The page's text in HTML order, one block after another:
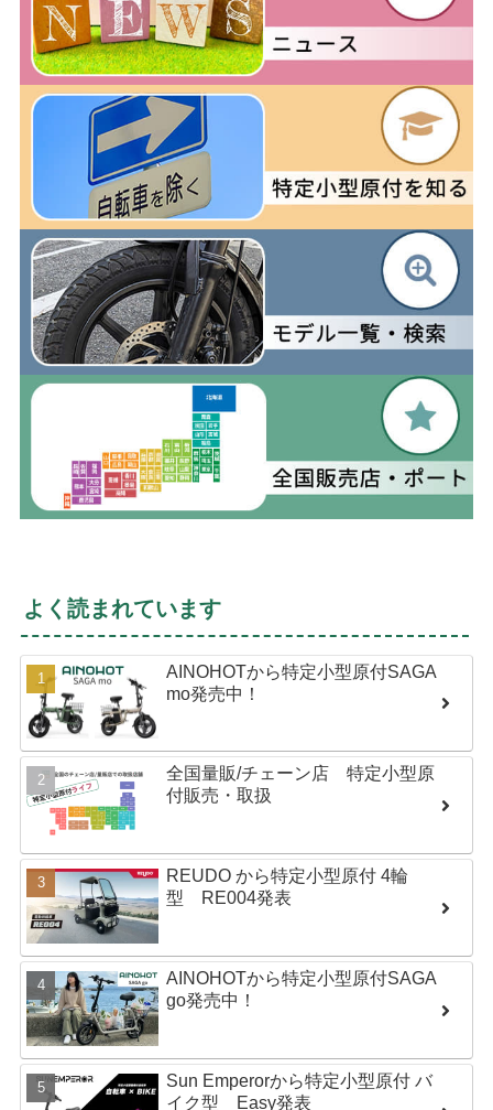
よく読まれています
AINOHOTから特定小型原付SAGA
mo発売中！
全国量販/チェーン店 特定小型原
付販売・取扱
REUDO から特定小型原付 4輪
型 RE004発表
AINOHOTから特定小型原付SAGA
go発売中！
Sun Emperorから特定小型原付 バ
イク型 Easy発表